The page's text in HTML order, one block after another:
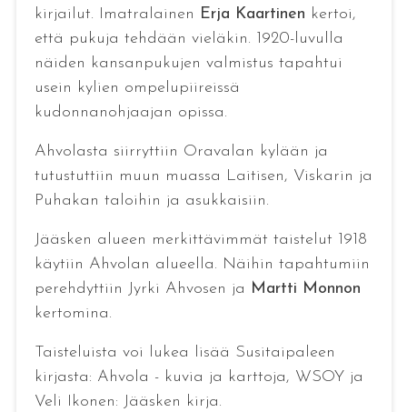
kirjailut. Imatralainen Erja Kaartinen kertoi,
että pukuja tehdään vieläkin. 1920-luvulla
näiden kansanpukujen valmistus tapahtui
usein kylien ompelupiireissä
kudonnanohjaajan opissa.
Ahvolasta siirryttiin Oravalan kylään ja
tutustuttiin muun muassa Laitisen, Viskarin ja
Puhakan taloihin ja asukkaisiin.
Jääsken alueen merkittävimmät taistelut 1918
käytiin Ahvolan alueella. Näihin tapahtumiin
perehdyttiin Jyrki Ahvosen ja Martti Monnon
kertomina.
Taisteluista voi lukea lisää Susitaipaleen
kirjasta: Ahvola - kuvia ja karttoja, WSOY ja
Veli Ikonen: Jääsken kirja.